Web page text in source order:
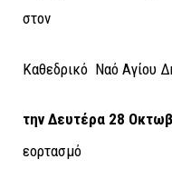
στον
Καθεδρικό Ναό Αγίου
την Δευτέρα 28
εορτασμό